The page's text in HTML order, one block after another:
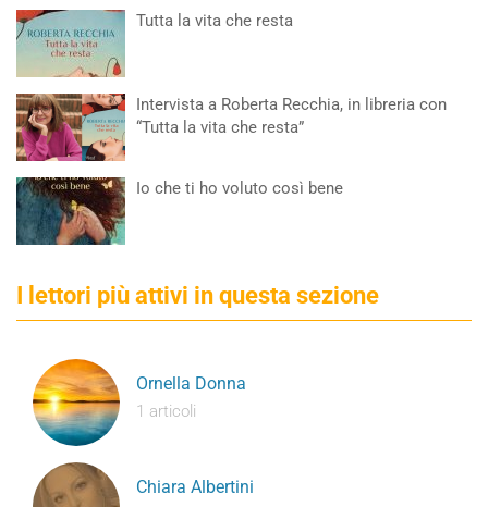
Tutta la vita che resta
Intervista a Roberta Recchia, in libreria con
“Tutta la vita che resta”
Io che ti ho voluto così bene
I lettori più attivi in questa sezione
Ornella Donna
1 articoli
Chiara Albertini